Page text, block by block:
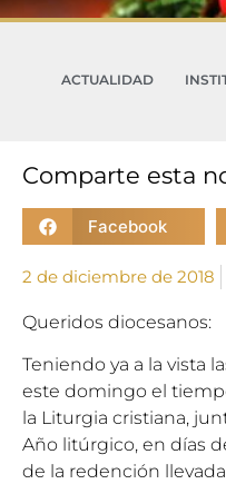
ACTUALIDAD
Comparte esta
Facebook
2 de diciembre de 2018
Queridos diocesanos:
Teniendo ya a la vista
este domingo el
la Liturgia cristiana,
Año litúrgico, en días
de la redención